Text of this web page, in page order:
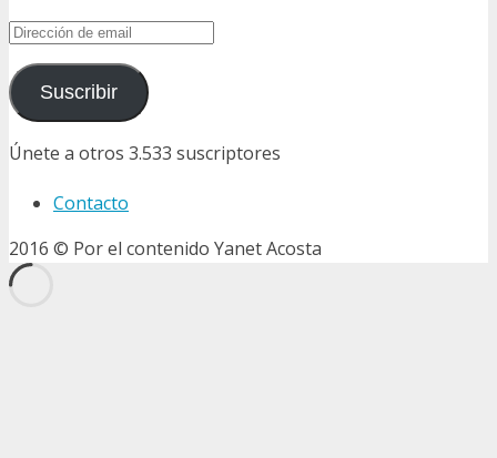
Dirección
emailSuscribir
Únete a otros 3.533 suscriptores
Contacto
2016 © Por el contenido Yanet Acosta